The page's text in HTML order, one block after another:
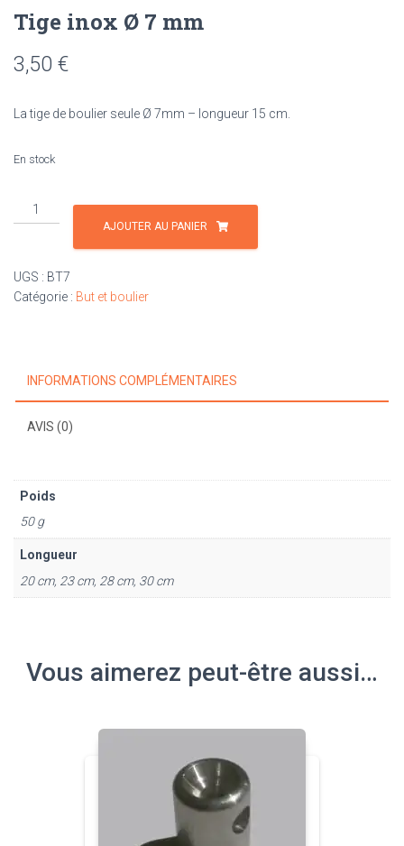
Tige inox Ø 7 mm
3,50 €
La tige de boulier seule Ø 7mm – longueur 15 cm.
En stock
quantité
de
Ø
7
AJOUTER AU PANIER
UGS : BT7
Catégorie : But et boulier
INFORMATIONS COMPLÉMENTAIRES
AVIS (0)
Poids
50 g
Longueur
20 cm, 23 cm, 28 cm, 30 cm
Vous aimerez peut-être aussi…